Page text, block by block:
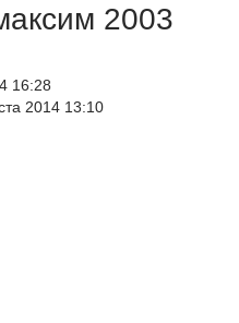
2003
16:28
2014 13:10